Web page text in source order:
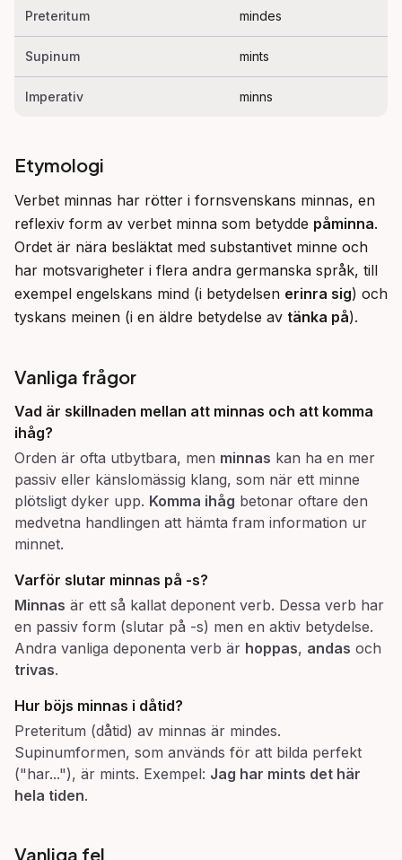
Preteritum mindes
Supinum mints
Imperativ minns
Etymologi
Verbet minnas har rötter i fornsvenskans minnas, en
reflexiv form av verbet minna som betydde påminna.
Ordet är nära besläktat med substantivet minne och
har motsvarigheter i flera andra germanska språk, till
exempel engelskans mind (i betydelsen erinra sig) och
tyskans meinen (i en äldre betydelse av tänka på).
Vanliga frågor
Vad är skillnaden mellan att minnas och att komma
ihåg?
Orden är ofta utbytbara, men minnas kan ha en mer
passiv eller känslomässig klang, som när ett minne
plötsligt dyker upp. Komma ihåg betonar oftare den
medvetna handlingen att hämta fram information ur
minnet.
Varför slutar minnas på -s?
Minnas är ett så kallat deponent verb. Dessa verb har
en passiv form (slutar på -s) men en aktiv betydelse.
Andra vanliga deponenta verb är hoppas, andas och
trivas.
Hur böjs minnas i dåtid?
Preteritum (dåtid) av minnas är mindes.
Supinumformen, som används för att bilda perfekt
("har..."), är mints. Exempel: Jag har mints det här
hela tiden.
Vanliga fel